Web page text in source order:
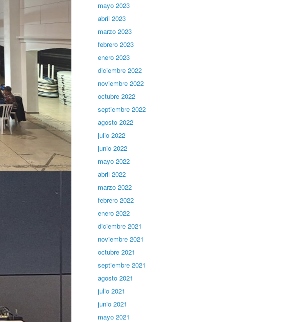
mayo 2023
abril 2023
marzo 2023
febrero 2023
enero 2023
diciembre 2022
noviembre 2022
octubre 2022
septiembre 2022
agosto 2022
julio 2022
junio 2022
mayo 2022
abril 2022
marzo 2022
febrero 2022
enero 2022
diciembre 2021
noviembre 2021
octubre 2021
septiembre 2021
agosto 2021
julio 2021
junio 2021
mayo 2021